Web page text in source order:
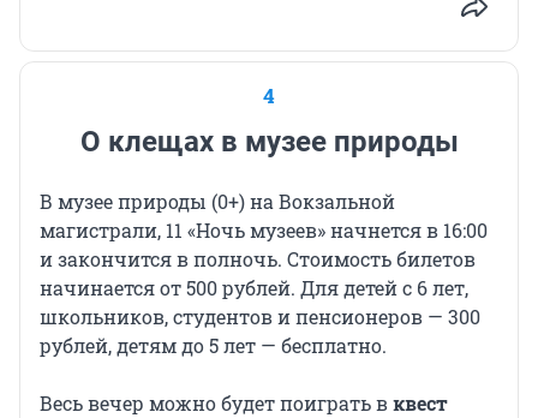
4
О клещах в музее природы
В музее природы (0+) на Вокзальной
магистрали, 11 «Ночь музеев» начнется в 16:00
и закончится в полночь. Стоимость билетов
начинается от 500 рублей. Для детей с 6 лет,
школьников, студентов и пенсионеров — 300
рублей, детям до 5 лет — бесплатно.
Весь вечер можно будет поиграть вквест